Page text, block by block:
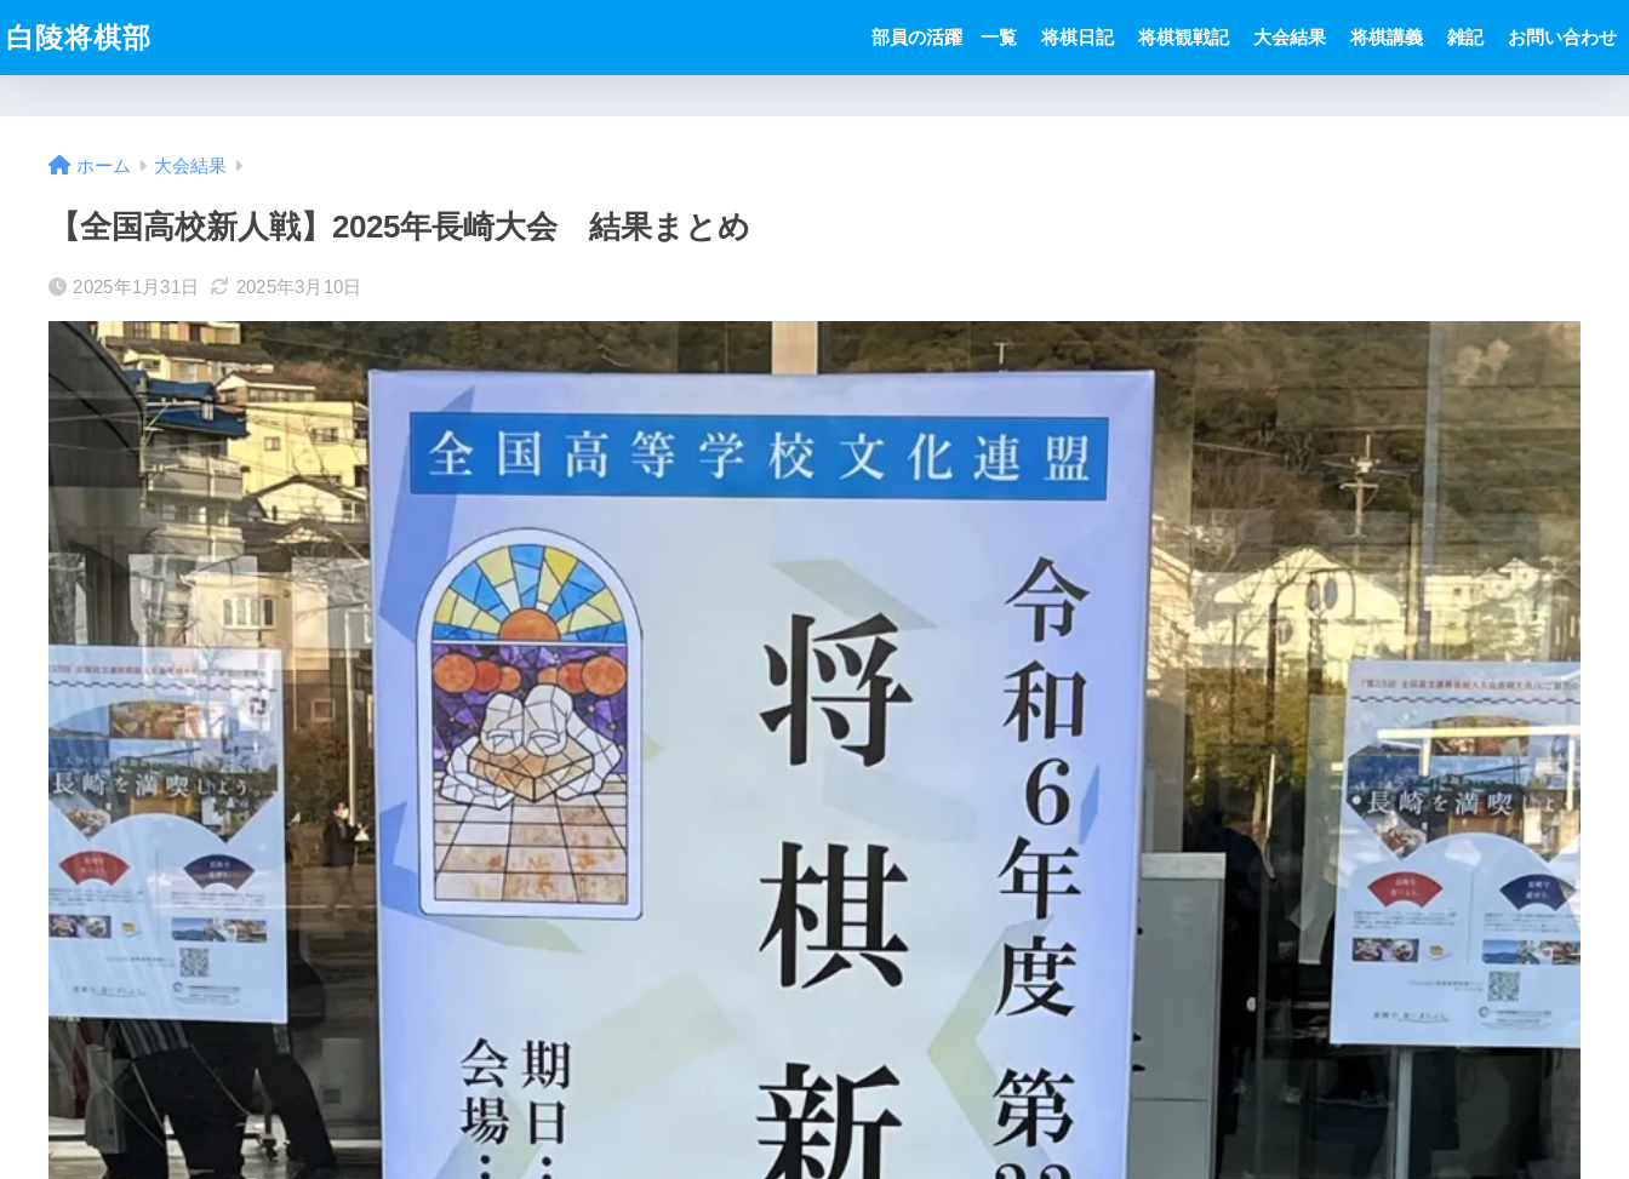
白陵将棋部 部員の活躍 一覧 将棋日記 将棋観戦記 大会結果 将棋講義 雑記 お問い合わせ
ホーム 大会結果
【全国高校新人戦】2025年長崎大会 結果まとめ
2025年1月31日 2025年3月10日